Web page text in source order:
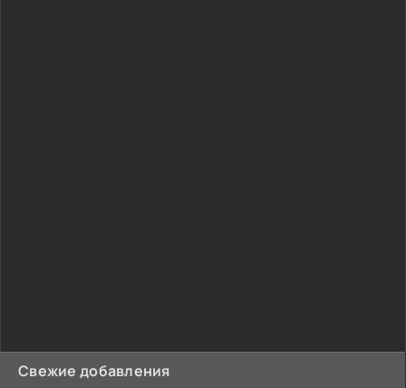
Свежие добавления